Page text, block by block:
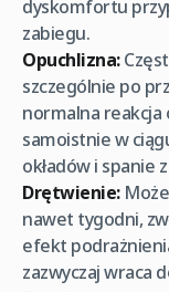
dyskomfortu
zabiegu.
Opuchlizna:
szczególnie po
normalna reakcja
samoistnie w
okładów i spanie
Drętwienie:Może
nawet tygodni,
efekt
zazwyczaj wraca